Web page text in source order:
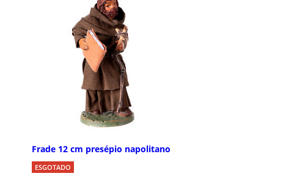
Frade 12 cm presépio napolitano
ESGOTADO